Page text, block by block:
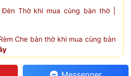
Thờ khi mua cùng bàn thờ |
Che bàn thờ khi mua cùng bàn